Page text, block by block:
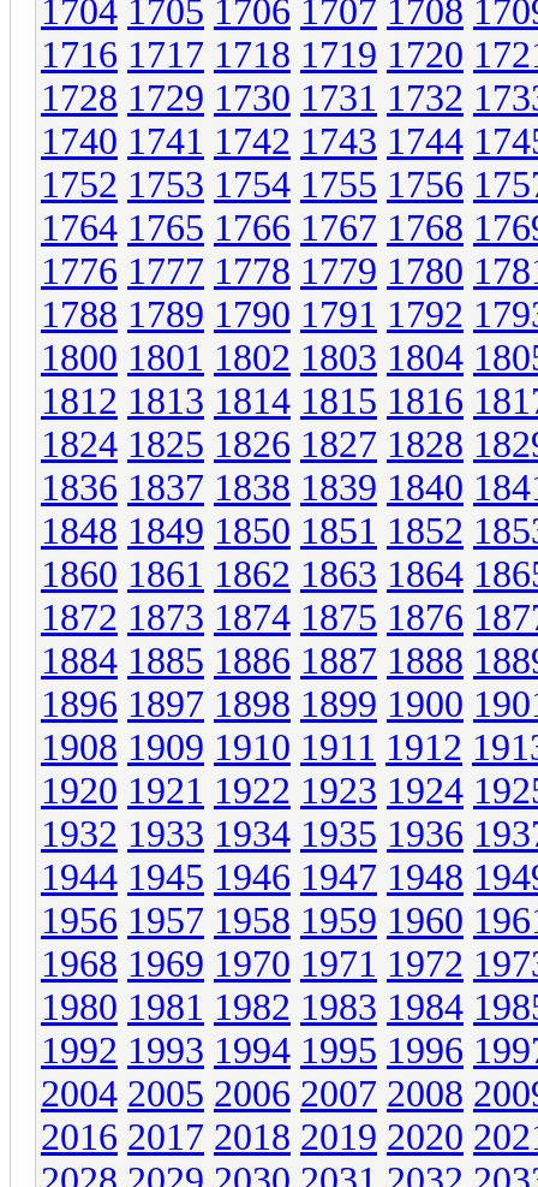
1704 1705 1706 1707 1708
1716 1717 1718 1719 1720
1728 1729 1730 1731 1732
1740 1741 1742 1743 1744
1752 1753 1754 1755 1756
1764 1765 1766 1767 1768
1776 1777 1778 1779 1780
1788 1789 1790 1791 1792
1800 1801 1802 1803 1804
1812 1813 1814 1815 1816
1824 1825 1826 1827 1828
1836 1837 1838 1839 1840
1848 1849 1850 1851 1852
1860 1861 1862 1863 1864
1872 1873 1874 1875 1876
1884 1885 1886 1887 1888
1896 1897 1898 1899 1900
1908 1909 1910 1911 1912
1920 1921 1922 1923 1924
1932 1933 1934 1935 1936
1944 1945 1946 1947 1948
1956 1957 1958 1959 1960
1968 1969 1970 1971 1972
1980 1981 1982 1983 1984
1992 1993 1994 1995 1996
2004 2005 2006 2007 2008
2016 2017 2018 2019 2020